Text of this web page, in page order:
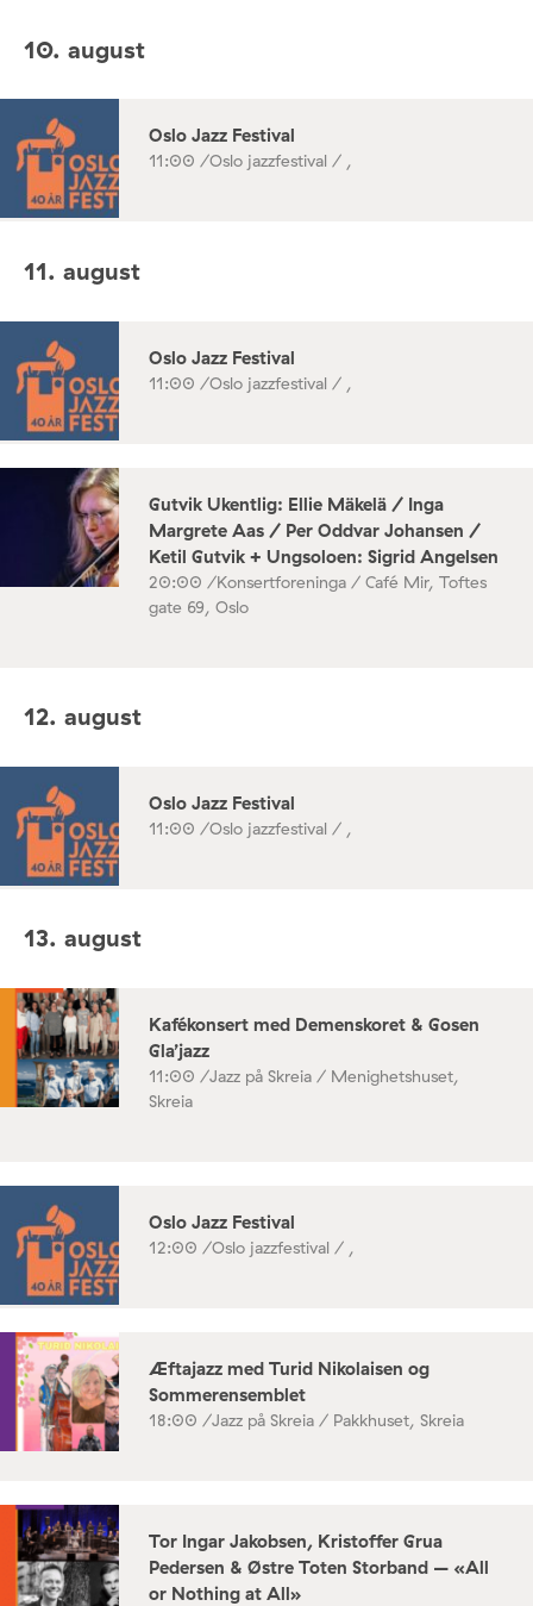
10. august
Oslo Jazz Festival
11:00 /Oslo jazzfestival / ,
11. august
Oslo Jazz Festival
11:00 /Oslo jazzfestival / ,
Gutvik Ukentlig: Ellie Mäkelä / Inga
Margrete Aas / Per Oddvar Johansen /
Ketil Gutvik + Ungsoloen: Sigrid Angelsen
20:00 /Konsertforeninga / Café Mir, Toftes
gate 69, Oslo
12. august
Oslo Jazz Festival
11:00 /Oslo jazzfestival / ,
13. august
Kafékonsert med Demenskoret & Gosen
Gla’jazz
11:00 /Jazz på Skreia / Menighetshuset,
Skreia
Oslo Jazz Festival
12:00 /Oslo jazzfestival / ,
Æftajazz med Turid Nikolaisen og
Sommerensemblet
18:00 /Jazz på Skreia / Pakkhuset, Skreia
Tor Ingar Jakobsen, Kristoffer Grua
Pedersen & Østre Toten Storband – «All
or Nothing at All»